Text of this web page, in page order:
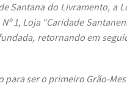
Santana do Livramento, a
Loja “Caridade
retornando em
ser o primeiro Grão-